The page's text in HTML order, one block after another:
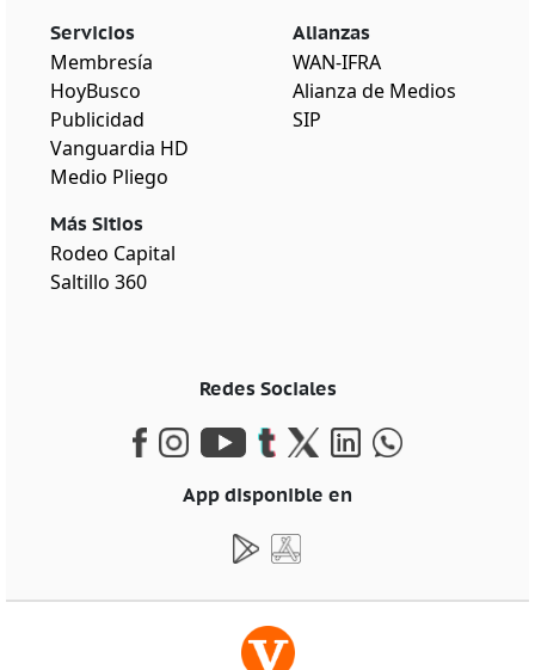
Servicios
Membresía
HoyBusco
Publicidad
Vanguardia HD
Medio Pliego
Más Sitios
Rodeo Capital
Saltillo 360
Alianzas
WAN-IFRA
Alianza de Medios
SIP
Redes Sociales
App disponible en